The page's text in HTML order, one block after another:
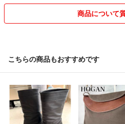
他にも 秋服 冬服 秋冬 レディースファ
レディース S M L 多数出品しております⭐️
ぜひご覧ください(*゜▽゜*)
その為、クローゼットで眠ったままよ
気に入ってくださる方に
写真の追加等も致しますので、ご不明
す。また、アイテムによっては撮影時
り、実際の色味よりも掲載写真が明る
了承願います✨
商品について
こちらの商品もおすすめです